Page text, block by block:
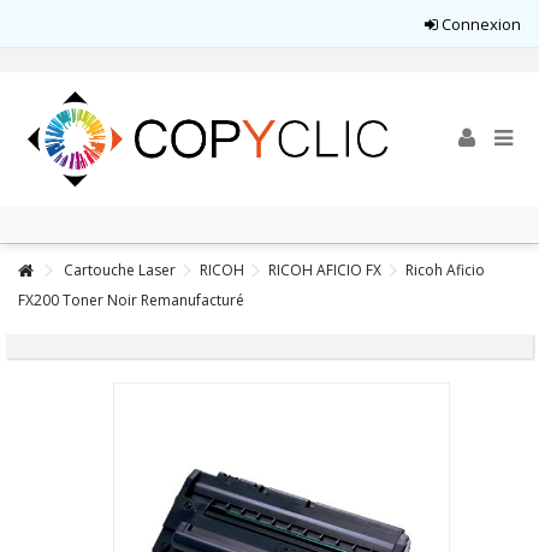
Connexion
Cartouche Laser RICOH RICOH AFICIO FX
Ricoh Aficio
FX200 Toner Noir Remanufacturé